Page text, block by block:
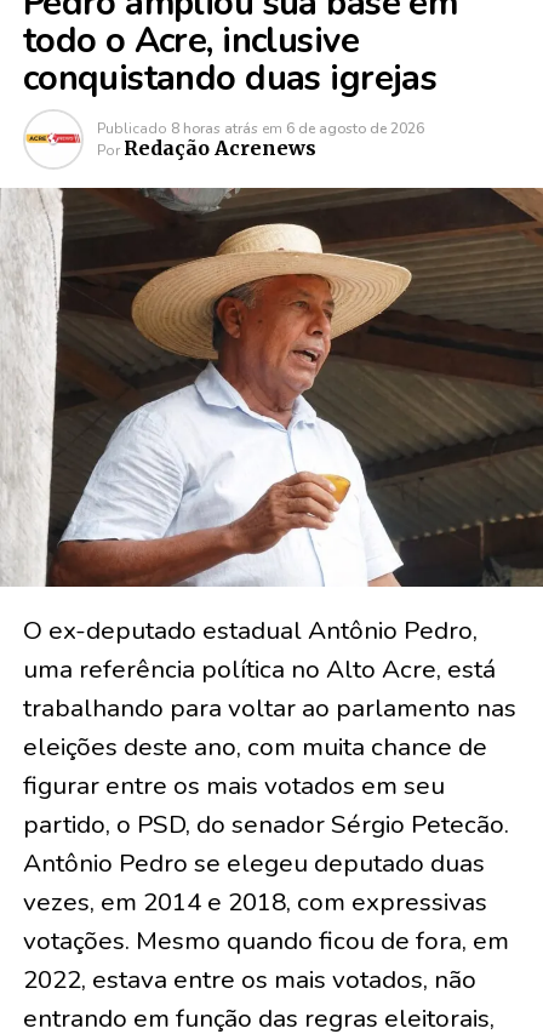
todo o Acre, inclusive
conquistando duas igrejas
Publicado 8 horas atrás em 6 de agosto de 2026
Por Redação Acrenews
O ex-deputado estadual Antônio Pedro,
uma referência política no Alto Acre, está
trabalhando para voltar ao parlamento nas
eleições deste ano, com muita chance de
figurar entre os mais votados em seu
partido, o PSD, do senador Sérgio Petecão.
Antônio Pedro se elegeu deputado duas
vezes, em 2014 e 2018, com expressivas
votações. Mesmo quando ficou de fora, em
2022, estava entre os mais votados, não
entrando em função das regras eleitorais,